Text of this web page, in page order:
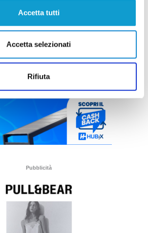
Accetta tutti
Accetta selezionati
Rifiuta
Pubblicità